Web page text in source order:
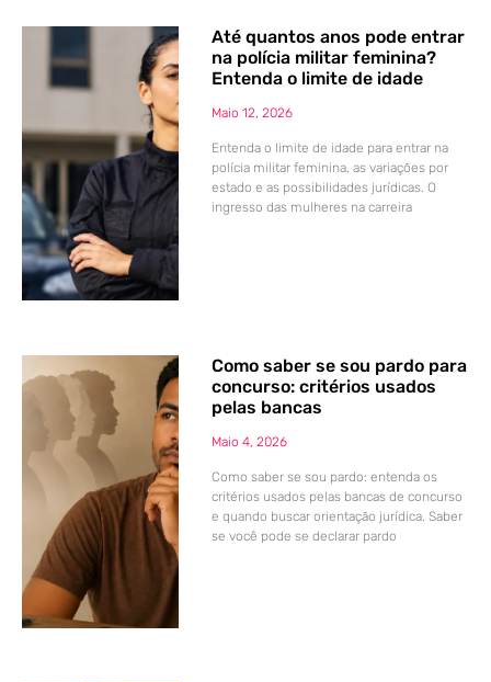
Até quantos anos pode entrar
na polícia militar feminina?
Entenda o limite de idade
Maio 12, 2026
Entenda o limite de idade para entrar na
polícia militar feminina, as variações por
estado e as possibilidades jurídicas. O
ingresso das mulheres na carreira
Como saber se sou pardo para
concurso: critérios usados
pelas bancas
Maio 4, 2026
Como saber se sou pardo: entenda os
critérios usados pelas bancas de concurso
e quando buscar orientação jurídica. Saber
se você pode se declarar pardo